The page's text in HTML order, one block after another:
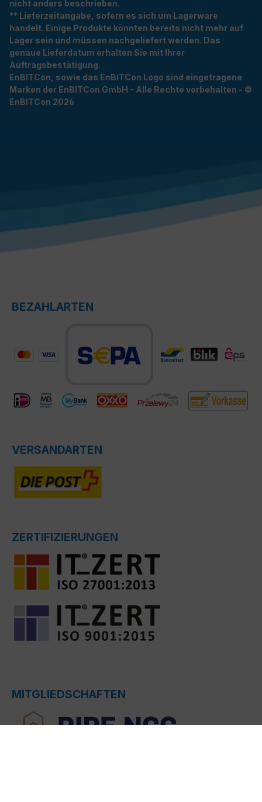
nicht anders beschrieben.
** Lieferzeitangabe, sofern es sich um Lagerware
handelt. Einige Produkte könnten bereits nicht mehr auf
Lager sein und müssen nachgeliefert werden. Das
genaue Lieferdatum erhalten Sie mit Ihrer
Auftragsbestätigung.
EnBITCon, sowie das EnBITCon Logo sind eingetragene
Marken der EnBITCon GmbH - Alle Rechte vorbehalten - ©
EnBITCon 2026
BEZAHLARTEN
VERSANDARTEN
ZERTIFIZIERUNGEN
MITGLIEDSCHAFTEN